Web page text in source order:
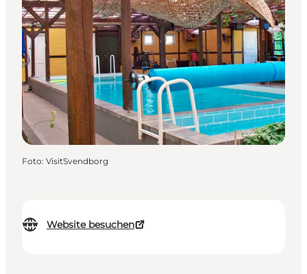
Website besuchen
Foto: VisitSvendborg